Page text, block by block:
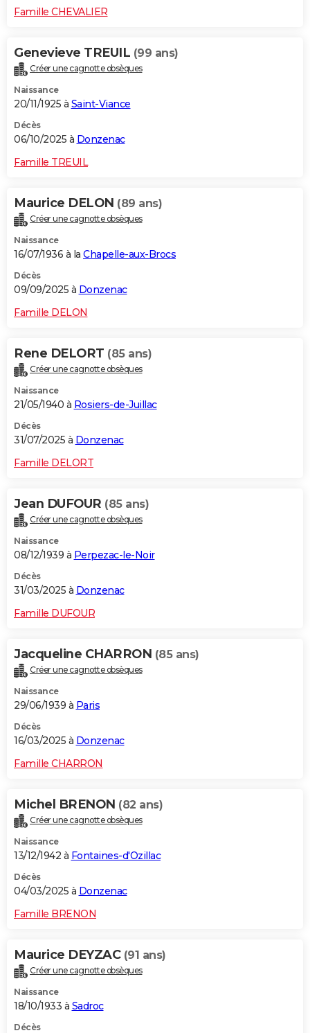
Famille CHEVALIER
Genevieve TREUIL (99 ans)
Créer une cagnotte obsèques
Naissance
20/11/1925 à Saint-Viance
Décès
06/10/2025 à Donzenac
Famille TREUIL
Maurice DELON (89 ans)
Créer une cagnotte obsèques
Naissance
16/07/1936 à la Chapelle-aux-Brocs
Décès
09/09/2025 à Donzenac
Famille DELON
Rene DELORT (85 ans)
Créer une cagnotte obsèques
Naissance
21/05/1940 à Rosiers-de-Juillac
Décès
31/07/2025 à Donzenac
Famille DELORT
Jean DUFOUR (85 ans)
Créer une cagnotte obsèques
Naissance
08/12/1939 à Perpezac-le-Noir
Décès
31/03/2025 à Donzenac
Famille DUFOUR
Jacqueline CHARRON (85 ans)
Créer une cagnotte obsèques
Naissance
29/06/1939 à Paris
Décès
16/03/2025 à Donzenac
Famille CHARRON
Michel BRENON (82 ans)
Créer une cagnotte obsèques
Naissance
13/12/1942 à Fontaines-d'Ozillac
Décès
04/03/2025 à Donzenac
Famille BRENON
Maurice DEYZAC (91 ans)
Créer une cagnotte obsèques
Naissance
18/10/1933 à Sadroc
Décès